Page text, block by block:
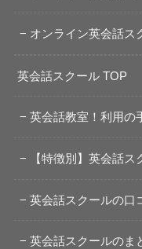
オンライン英会話ス
英会話スクール TOP
英会話教室！利用の
【特徴別】英会話
英会話スクールの口
英会話スクールのま